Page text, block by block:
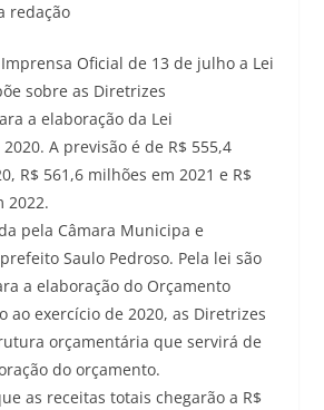
redação
Oficial de 13 de julho a Lei
sobre as Diretrizes
a elaboração da Lei
A previsão é de R$ 555,4
R$ 561,6 milhões em 2021 e R$
2022.
pela Câmara Municipa e
Saulo Pedroso. Pela lei são
a elaboração do Orçamento
ao exercício de 2020, as Diretrizes
orçamentária que servirá de
do orçamento.
as receitas totais chegarão a R$